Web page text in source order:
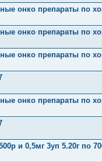
онко препараты по
онко препараты по
онко препараты по
онко препараты по
и 0,5мг 3уп 5.20г по